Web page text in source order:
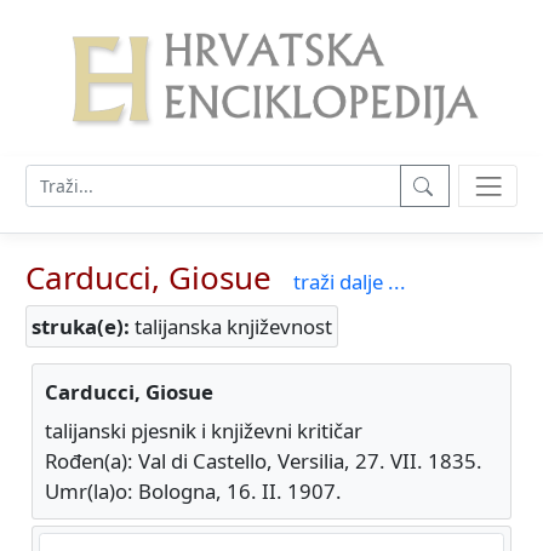
Carducci, Giosue
traži dalje ...
struka(e): talijanska književnost
Carducci, Giosue
talijanski pjesnik i književni kritičar
Rođen(a): Val di Castello, Versilia, 27. VII. 1835.
Umr(la)o: Bologna, 16. II. 1907.